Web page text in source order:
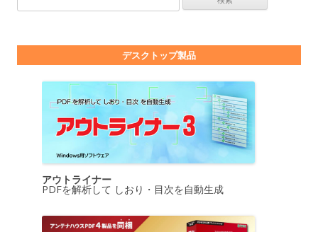
デスクトップ製品
アウトライナー
PDFを解析して しおり・目次を自動生成